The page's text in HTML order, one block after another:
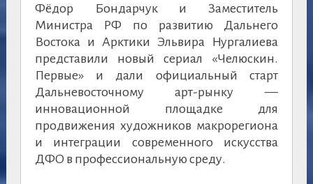
Фёдор Бондарчук и Заместитель
Министра РФ по развитию Дальнего
Востока и Арктики Эльвира Нургалиева
представили новый сериал «Челюскин.
Первые» и дали официальный старт
Дальневосточному арт-рынку —
инновационной площадке для
продвижения художников макрорегиона
и интеграции современного искусства
ДФО в профессиональную среду.